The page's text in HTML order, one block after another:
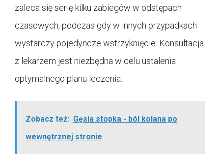
zaleca się serię kilku zabiegów w odstępach
czasowych, podczas gdy w innych przypadkach
wystarczy pojedyncze wstrzyknięcie. Konsultacja
z lekarzem jest niezbędna w celu ustalenia
optymalnego planu leczenia.
Zobacz też: Gęsia stopka - ból kolana po
wewnętrznej stronie